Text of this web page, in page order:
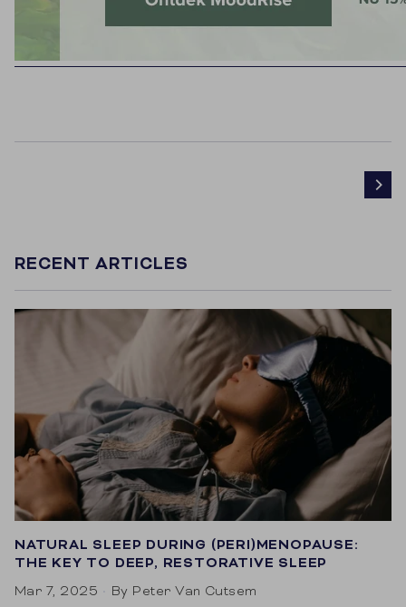
RECENT ARTICLES
NATURAL SLEEP DURING (PERI)MENOPAUSE:
THE KEY TO DEEP, RESTORATIVE SLEEP
Mar 7, 2025
By Peter Van Cutsem